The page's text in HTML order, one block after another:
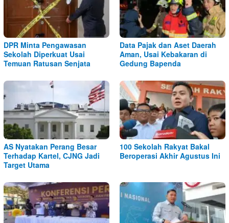
DPR Minta Pengawasan
Sekolah Diperkuat Usai
Temuan Ratusan Senjata
Data Pajak dan Aset Daerah
Aman, Usai Kebakaran di
Gedung Bapenda
AS Nyatakan Perang Besar
Terhadap Kartel, CJNG Jadi
Target Utama
100 Sekolah Rakyat Bakal
Beroperasi Akhir Agustus Ini